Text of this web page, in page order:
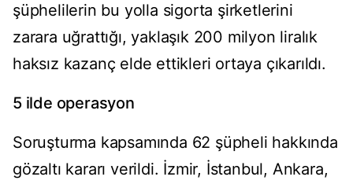
şüphelilerin bu yolla sigorta şirketlerini
zarara uğrattığı, yaklaşık 200 milyon liralık
haksız kazanç elde ettikleri ortaya çıkarıldı.
5 ilde operasyon
Soruşturma kapsamında 62 şüpheli hakkında
gözaltı kararı verildi. İzmir, İstanbul, Ankara,